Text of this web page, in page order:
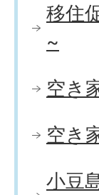
移住
~
空き
空き
小豆